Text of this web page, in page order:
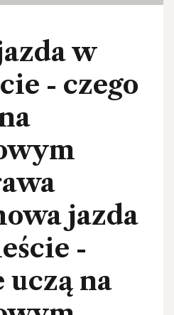
w
- czego
jazda
-
uczą na